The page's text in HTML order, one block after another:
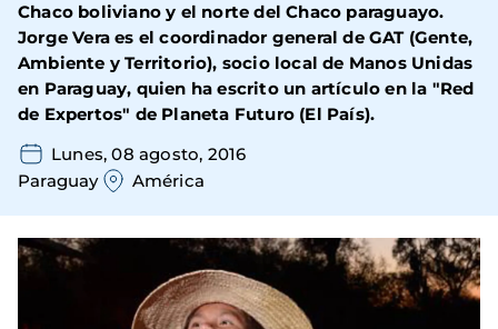
Chaco boliviano y el norte del Chaco paraguayo.
Jorge Vera es el coordinador general de GAT (Gente,
Ambiente y Territorio), socio local de Manos Unidas
en Paraguay, quien ha escrito un artículo en la "Red
de Expertos" de Planeta Futuro (El País).
Lunes, 08 agosto, 2016
Paraguay
América